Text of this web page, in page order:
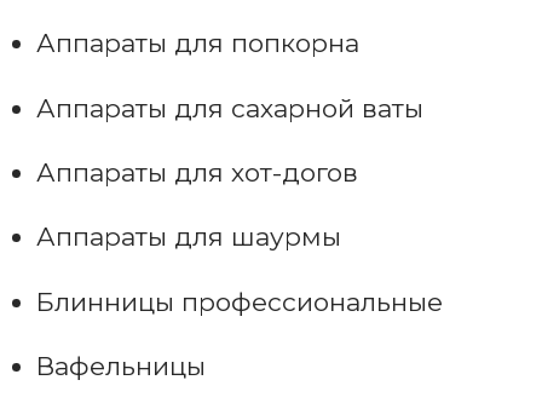
Аппараты для попкорна
Аппараты для сахарной ваты
Аппараты для хот-догов
Аппараты для шаурмы
Блинницы профессиональные
Вафельницы